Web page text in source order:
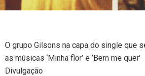
O grupo Gilsons na capa do single que
as músicas ‘Minha flor’ e ‘Bem me quer’
Divulgação